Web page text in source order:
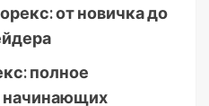
от новичка до
полное
начинающих